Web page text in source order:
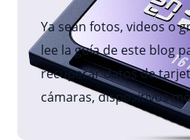
Ya sean fotos, videos o
lee la guía de este blog
recuperar datos de
cámaras, dispositivos